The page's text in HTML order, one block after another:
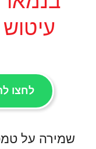
לחצו
שמירה על